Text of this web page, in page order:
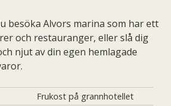
besöka Alvors marina som har ett
och restauranger, eller slå dig
njut av din egen hemlagade
Frukost på grannhotellet